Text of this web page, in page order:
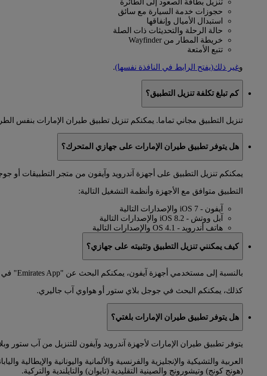
حجوزات خدمة السيارة مع سائق
استبدال الأميال وإنفاقها
حالة الرحلة والتحديثات ذات الصلة
خريطة المطار من Wayfinder
تتبع الأمتعة
وغير ذلك(يفتح الرابط في النافذة نفسها).
كم تبلغ تكلفة تنزيل التطبيق؟
تنزيل التطبيق مجاني تماما. يمكنكم تنزيل تطبيق طيران الإمارات بنفس
هل يتوفر تطبيق طيران الإمارات على جهازي المتحرك؟
يمكنكم تنزيل التطبيق على أجهزة آندرويد وآيفون من متجر التطبيقات أو
التطبيق متوافق مع الأجهزة وأنظمة التشغيل التالية:
آيفون - iOS 7 والإصدارات التالية
آبل ووتش - iOS 8.2 والإصدارات التالية
هاتف أندرويد - OS 4.1 والإصدارات التالية
كيف يمكنني تنزيل التطبيق وتثبيته على جهازي؟
بالنسبة إلى مستخدمي أجهزة آيفون، يمكنكم البحث عن "Emirates App" في متجر آي تيونز ستور على جهازكم، إما في المتصفح أو في متجر آب ستور.
كذلك، يمكنكم البحث في جوجل بلاي ستور أو هواوي آب جاليري.
هل يتوفر تطبيق طيران الإمارات بلغتي؟
يتوفر تطبيق طيران الإمارات لأجهزة آندرويد وآيفون للتنزيل من آب ستور وبلاي
العربية والتشيكية والإنجليزية والفرنسية والألمانية واليونانية والإيطالية
(هونج كونج) وتيشورونج والصينية التقليدية (تايوان) والتايلندية والتركية.